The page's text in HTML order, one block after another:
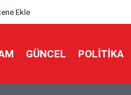
Ekle
GÜNCEL POLITIKA